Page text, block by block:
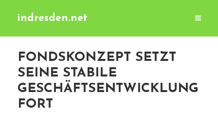
indresden.net
FONDSKONZEPT SETZT
SEINE STABILE
GESCHÄFTSENTWICKLUNG
FORT